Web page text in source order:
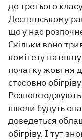
до третього
Деснянському
що у нас
Скільки воно
комітету
початку жовтня
стосовно
школи будуть
доведеться
обігріву. І тут